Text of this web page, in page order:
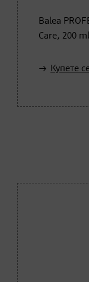
Balea
Care, 200
Купете